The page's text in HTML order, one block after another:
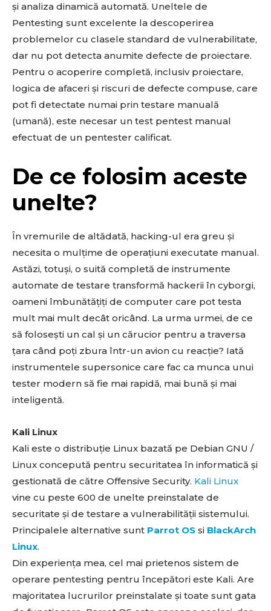
și analiza dinamică automată. Uneltele de
Pentesting sunt excelente la descoperirea
problemelor cu clasele standard de vulnerabilitate,
dar nu pot detecta anumite defecte de proiectare.
Pentru o acoperire completă, inclusiv proiectare,
logica de afaceri și riscuri de defecte compuse, care
pot fi detectate numai prin testare manuală
(umană), este necesar un test pentest manual
efectuat de un pentester calificat.
De ce folosim aceste
unelte?
În vremurile de altădată, hacking-ul era greu și
necesita o mulțime de operațiuni executate manual.
Astăzi, totuși, o suită completă de instrumente
automate de testare transformă hackerii în cyborgi,
oameni îmbunătățiți de computer care pot testa
mult mai mult decât oricând. La urma urmei, de ce
să folosești un cal și un cărucior pentru a traversa
țara când poți zbura într-un avion cu reacție? Iată
instrumentele supersonice care fac ca munca unui
tester modern să fie mai rapidă, mai bună și mai
inteligentă.
Kali Linux
Kali este o distribuție Linux bazată pe Debian GNU /
Linux concepută pentru securitatea în informatică și
gestionată de către Offensive Security. Kali Linux
vine cu peste 600 de unelte preinstalate de
securitate și de testare a vulnerabilității sistemului.
Principalele alternative sunt Parrot OS si BlackArch
Linux.
Din experiența mea, cel mai prietenos sistem de
operare pentesting pentru începători este Kali. Are
majoritatea lucrurilor preinstalate și toate sunt gata